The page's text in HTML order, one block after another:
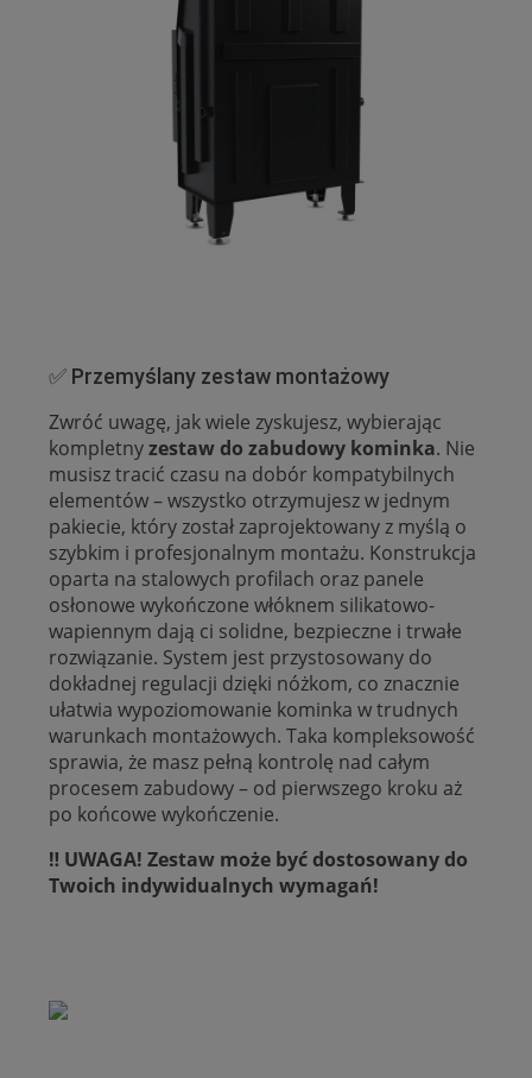
✅ Przemyślany zestaw montażowy
Zwróć uwagę, jak wiele zyskujesz, wybierając
kompletnyzestaw do zabudowy kominka. Nie
musisz tracić czasu na dobór kompatybilnych
elementów – wszystko otrzymujesz w jednym
pakiecie, który został zaprojektowany z myślą o
szybkim i profesjonalnym montażu. Konstrukcja
oparta na stalowych profilach oraz panele
osłonowe wykończone włóknem silikatowo-
wapiennym dają ci solidne, bezpieczne i trwałe
rozwiązanie. System jest przystosowany do
dokładnej regulacji dzięki nóżkom, co znacznie
ułatwia wypoziomowanie kominka w trudnych
warunkach montażowych. Taka kompleksowość
sprawia, że masz pełną kontrolę nad całym
procesem zabudowy – od pierwszego kroku aż
po końcowe wykończenie.
‼️ UWAGA! Zestaw może być dostosowany do
Twoich indywidualnych wymagań!